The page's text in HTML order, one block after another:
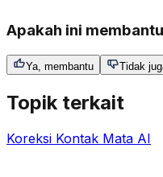
Apakah ini
Ya, membantu Tidak
Topik terkait
Koreksi Kontak Mata AI